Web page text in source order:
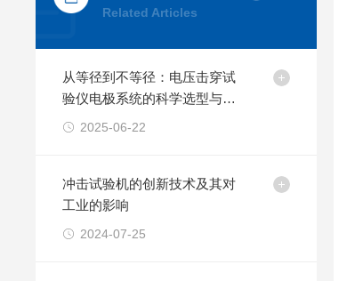
Related Articles
从等径到不等径：电压击穿试
验仪电极系统的科学选型与应
用
2025-06-22
冲击试验机的创新技术及其对
工业的影响
2024-07-25